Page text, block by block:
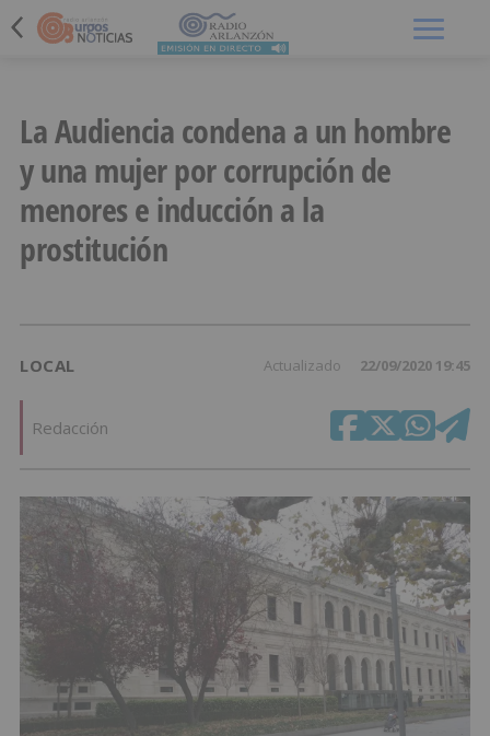
La Audiencia condena a un hombre
y una mujer por corrupción de
menores e inducción a la
prostitución
LOCAL Actualizado 22/09/2020 19:45
Redacción